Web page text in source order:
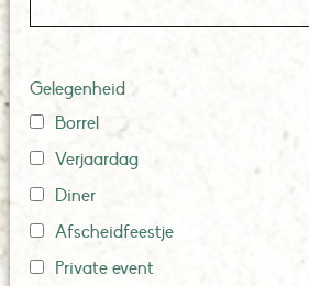
Gelegenheid
Borrel
Verjaardag
Diner
Afscheidfeestje
Private event